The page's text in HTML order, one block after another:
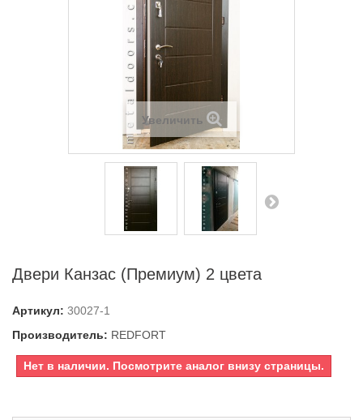
Увеличить
Двери Канзас (Премиум) 2 цвета
Артикул: 30027-1
Производитель: REDFORT
Нет в наличии. Посмотрите аналог внизу страницы.